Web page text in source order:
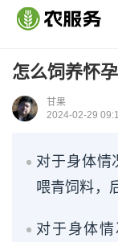
怎么饲养怀
甘果
2024-02-29
对于身体情
喂青饲料，
对于身体